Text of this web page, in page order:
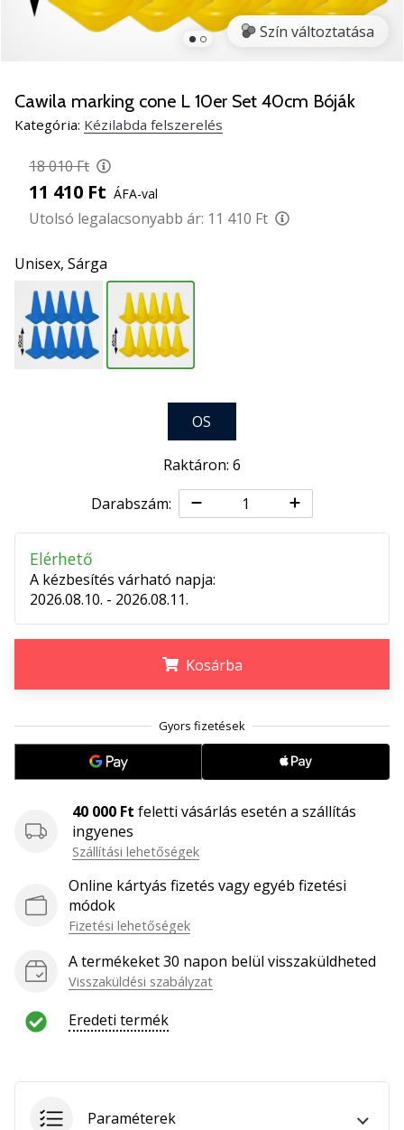
5
új
PUMA
Accelerate
SQD
kézilabda
Fedezd
fel
technikai
újdonságokat
és
3 perces olvasási idő
a
kézilabda
márkánk
nagykövete
kézilabda-
mi?
hozzánk
márkanagykövetként.
Minden cikk
megjelenítése
Szín változtatása
Cawila marking cone L 10er Set 40cm Bóják
Kategória: Kézilabda felszerelés
18 010 Ft
11 410 Ft ÁFA-val
Utolsó legalacsonyabb ár: 11 410 Ft
Unisex, Sárga
OS
Raktáron: 6
Darabszám:
Elérhető
A kézbesítés várható napja:
2026.08.10. - 2026.08.11.
Kosárba
40 000 Ft feletti vásárlás esetén a szállítás
ingyenes
Szállítási lehetőségek
Online kártyás fizetés vagy egyéb fizetési
módok
Fizetési lehetőségek
A termékeket 30 napon belül visszaküldheted
Visszaküldési szabályzat
Eredeti termék
Paraméterek